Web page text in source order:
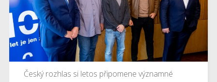
Český rozhlas si letos připomene významné